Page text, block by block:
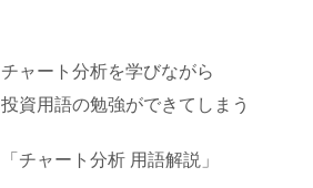
チャート分析を学びながら
投資用語の勉強ができてしまう
「チャート分析 用語解説」